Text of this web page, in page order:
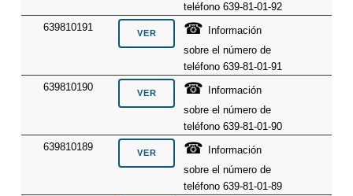
teléfono 639-81-01-92
639810191
☎
Información
sobre el número de
teléfono 639-81-01-91
639810190
☎
Información
sobre el número de
teléfono 639-81-01-90
639810189
☎
Información
sobre el número de
teléfono 639-81-01-89